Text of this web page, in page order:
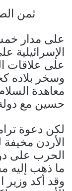
ثمن
على مدار
الإسرائيلية
على علاقات
وسخر بلاده
معاهدة
حسين مع دولة
لكن دعوة
الأردن
الحرب على
ما ذهب إليه
وقد أكد وزير